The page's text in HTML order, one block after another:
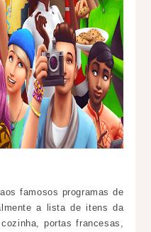
famosos programas de
a lista de itens da
portas francesas,